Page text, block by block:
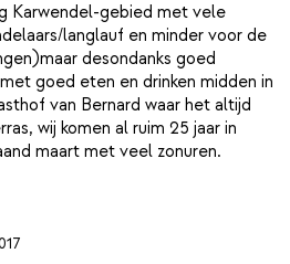
Karwendel-gebied met vele
langlauf en minder voor de
desondanks goed
goed eten en drinken midden in
van Bernard waar het altijd
wij komen al ruim 25 jaar in
maart met veel zonuren.